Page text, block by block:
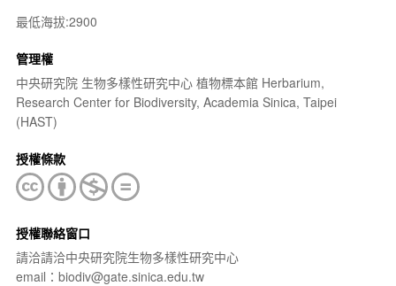
最低海拔:2900
管理權
中央研究院 生物多樣性研究中心 植物標本館 Herbarium,
Research Center for Biodiversity, Academia Sinica, Taipei
(HAST)
授權條款
授權聯絡窗口
請洽請洽中央研究院生物多樣性研究中心
email：biodiv@gate.sinica.edu.tw